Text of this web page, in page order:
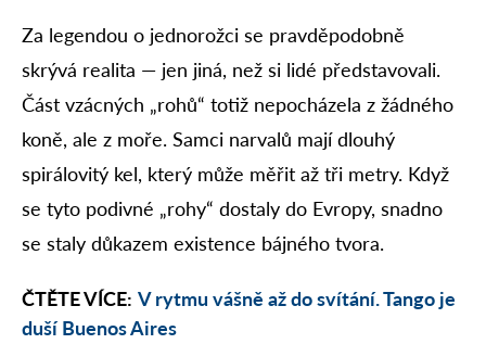
Za legendou o jednorožci se pravděpodobně
skrývá realita — jen jiná, než si lidé představovali.
Část vzácných „rohů“ totiž nepocházela z žádného
koně, ale z moře. Samci narvalů mají dlouhý
spirálovitý kel, který může měřit až tři metry. Když
se tyto podivné „rohy“ dostaly do Evropy, snadno
se staly důkazem existence bájného tvora.
ČTĚTE VÍCE: V rytmu vášně až do svítání. Tango je
duší Buenos Aires